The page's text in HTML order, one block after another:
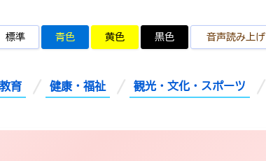
標準 青色 黄色 黒色 音声読み上げ
育 健康・福祉 観光・文化・スポーツ